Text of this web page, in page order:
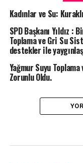
Kadınlar ve Su:
SPD Başkanı Yıldız :
Toplama ve Gri Su
destekler ile
Yağmur Suyu
Zorunlu Oldu.